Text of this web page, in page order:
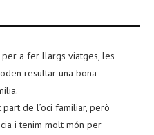
a fer llargs viatges, les
resultar una bona
de l’oci familiar, però
i tenim molt món per